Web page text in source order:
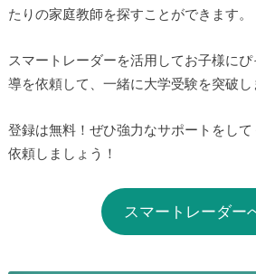
たりの家庭教師を探すことができます。
スマートレーダーを活用してお子様に
導を依頼して、一緒に大学受験を突破し
登録は無料！ぜひ強力なサポートをし
依頼しましょう！
スマートレーダー